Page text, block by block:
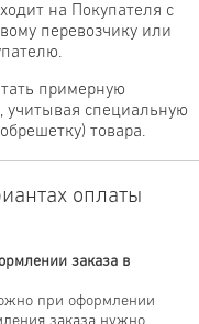
на Покупателя с
перевозчику или
примерную
учитывая специальную
товара.
оплаты
заказа в
при оформлении